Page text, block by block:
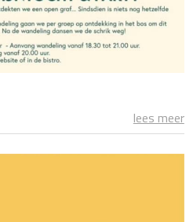
lees meer